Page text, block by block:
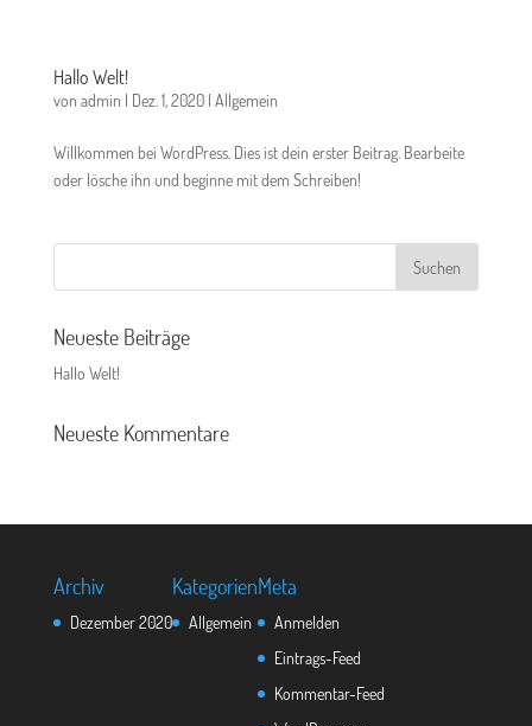
Hallo Welt!
von admin | Dez. 1, 2020| Allgemein
Willkommen bei WordPress. Dies ist dein erster Beitrag. Bearbeite
oder lösche ihn und beginne mit dem Schreiben!
Neueste Beiträge
Hallo Welt!
Neueste Kommentare
Archiv
Dezember 2020
Kategorien
Allgemein
Meta
Anmelden
Eintrags-Feed
Kommentar-Feed